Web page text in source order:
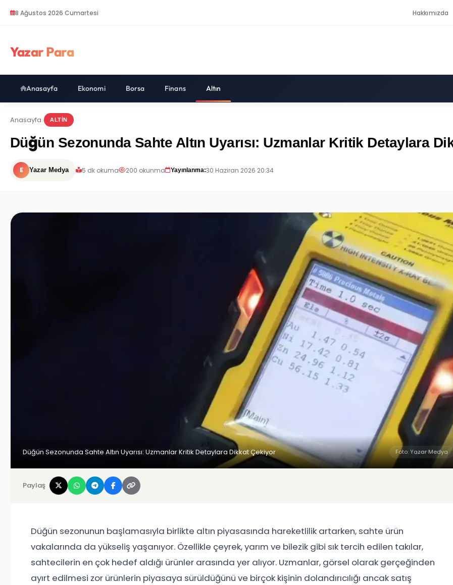
8 Ağustos 2026 Cumartesi Hakkımızda
Yazar Para
Anasayfa Ekonomi Borsa Finans Altın
Anasayfa ALTIN
Düğün Sezonunda Sahte Altın Uyarısı: Uzmanlar Kritik Detaylara
E Yazar Medya 5 dk okuma 200 okunma Yayınlanma:30 Haziran 2026 20:34
Düğün Sezonunda Sahte Altın Uyarısı: Uzmanlar Kritik Detaylara Dikkat Çekiyor Foto: Yazar Medya
Paylaş
Düğün sezonunun başlamasıyla birlikte altın piyasasında hareketlilik artarken, sahte ürün
vakalarında da yükseliş yaşanıyor. Özellikle çeyrek, yarım ve bilezik gibi sık tercih edilen takılar,
sahtecilerin en çok hedef aldığı ürünler arasında yer alıyor. Uzmanlar, görsel olarak gerçeğinden
ayırt edilmesi zor ürünlerin piyasaya sürüldüğünü ve birçok kişinin dolandırıcılığı ancak satış